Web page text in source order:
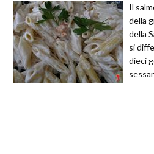
Il
della
della
si
dieci